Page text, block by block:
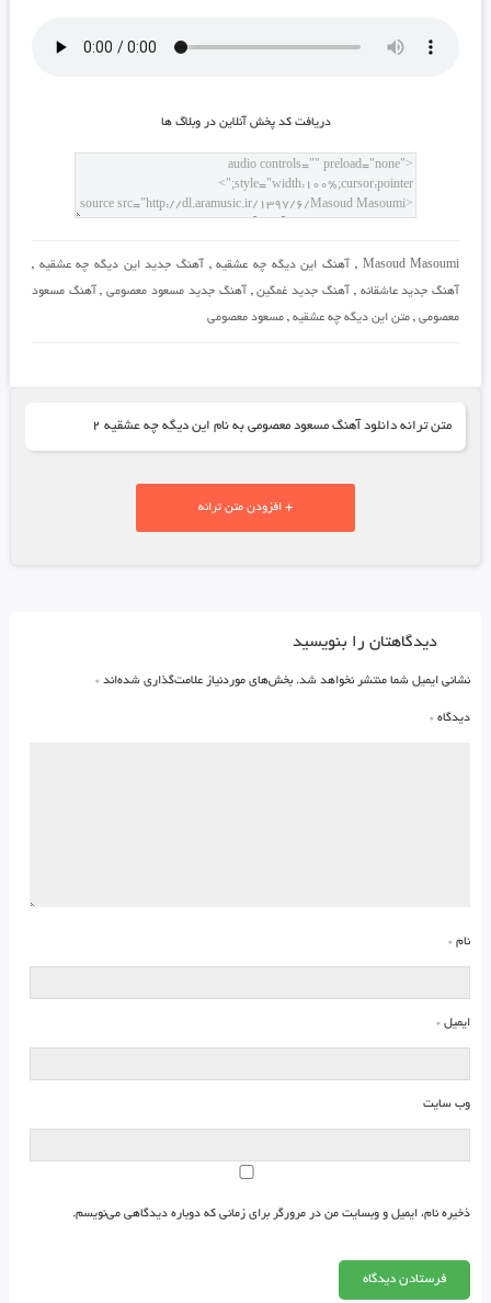
دريافت کد پخش آنلاين در وبلاگ ها
Masoud Masoumi
, آهنگ این دیگه چه عشقیه, آهنگ جدید این دیگه چه عشقیه ,
آهنگ جدید عاشقانه , آهنگ جدید غمگین, آهنگ جدید مسعود معصومی, آهنگ مسعود
معصومی, متن این دیگه چه عشقیه, مسعود معصومی
متن ترانه دانلود آهنگ مسعود معصومی به نام این دیگه چه عشقیه ۲
+ افزودن متن ترانه
دیدگاهتان را بنویسید
نشانی ایمیل شما منتشر نخواهد شد. بخش‌های موردنیاز علامت‌گذاری شده‌اند *
دیدگاه *
نام *
ایمیل *
وب‌ سایت
ذخیره نام، ایمیل و وبسایت من در مرورگر برای زمانی که دوباره دیدگاهی می‌نویسم.